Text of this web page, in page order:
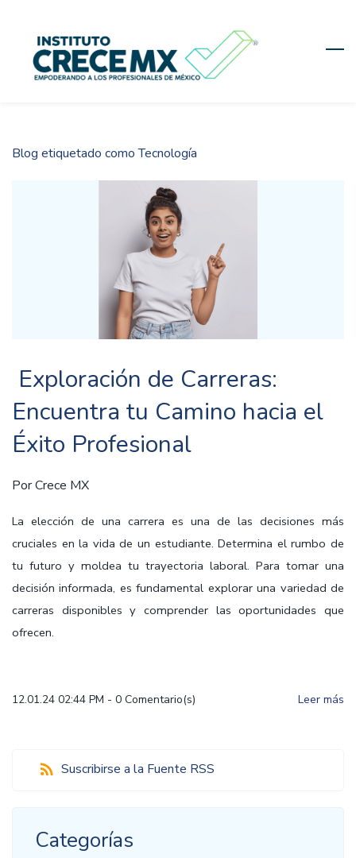
content
Blog etiquetado como Tecnología
Exploración de Carreras:
Encuentra tu Camino hacia el
Éxito Profesional
PorCrece MX
La elección de una carrera es una de las decisiones más
cruciales en la vida de un estudiante. Determina el rumbo de
tu futuro y moldea tu trayectoria laboral. Para tomar una
decisión informada, es fundamental explorar una variedad de
carreras disponibles y comprender las oportunidades que
ofrecen.
12.01.24 02:44 PM - 0 Comentario(s) Leer más
Suscribirse a la Fuente RSS
Categorías